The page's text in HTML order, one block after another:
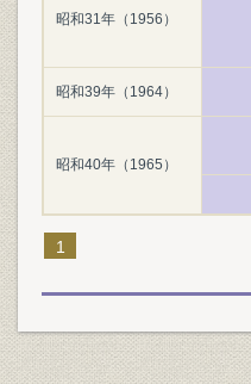
昭和31年（1956）
昭和39年（1964）
昭和40年（1965）
1